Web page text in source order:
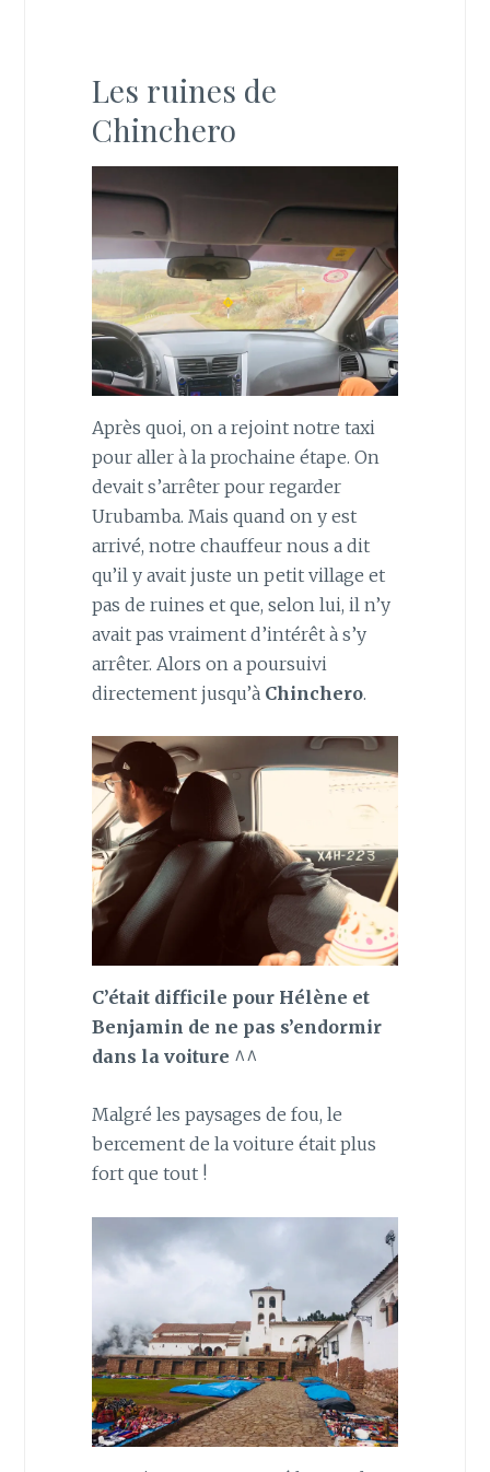
Les ruines de
Chinchero
Après quoi, on a rejoint notre taxi
pour aller à la prochaine étape. On
devait s’arrêter pour regarder
Urubamba. Mais quand on y est
arrivé, notre chauffeur nous a dit
qu’il y avait juste un petit village et
pas de ruines et que, selon lui, il n’y
avait pas vraiment d’intérêt à s’y
arrêter. Alors on a poursuivi
directement jusqu’à Chinchero.
C’était difficile pour Hélène et
Benjamin de ne pas s’endormir
dans la voiture ^^
Malgré les paysages de fou, le
bercement de la voiture était plus
fort que tout !